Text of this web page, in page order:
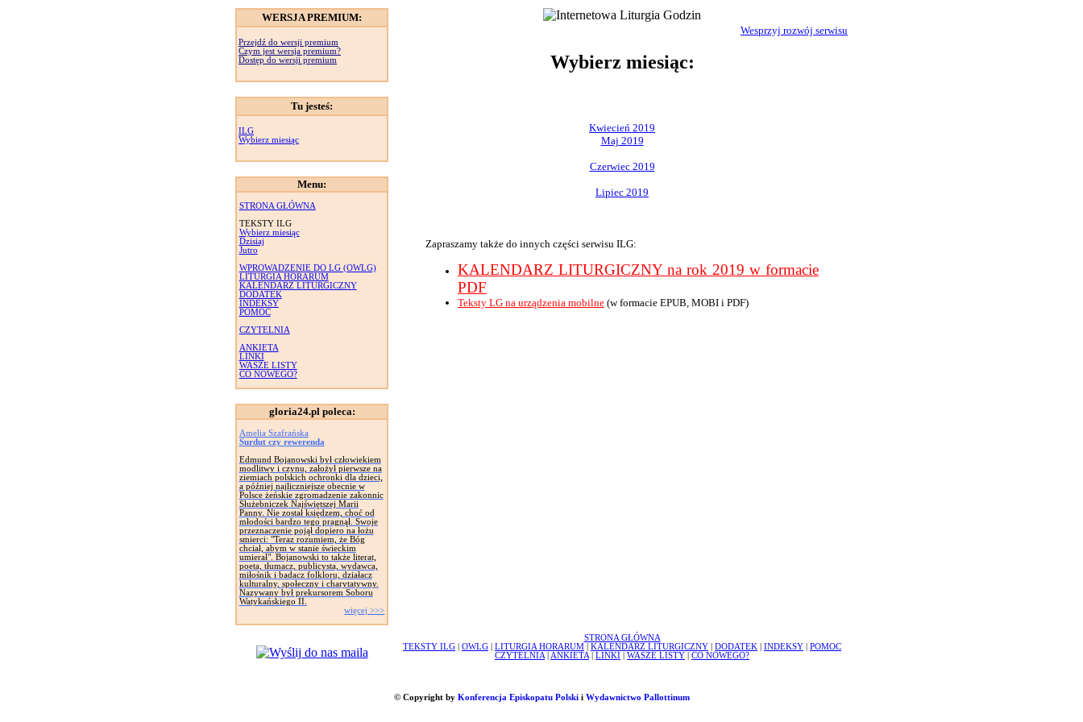
WERSJA PREMIUM:
Przejdź do wersji premium
Czym jest wersja premium?
Dostęp do wersji premium
Tu jesteś:
ILG
Wybierz miesiąc
Menu:
STRONA GŁÓWNA
TEKSTY ILG
Wybierz miesiąc
Dzisiaj
Jutro
WPROWADZENIE DO LG (OWLG)
LITURGIA HORARUM
KALENDARZ LITURGICZNY
DODATEK
INDEKSY
POMOC
CZYTELNIA
ANKIETA
LINKI
WASZE LISTY
CO NOWEGO?
gloria24.pl poleca:
Amelia Szafrańska
Surdut czy rewerenda
Edmund Bojanowski był człowiekiem
modlitwy i czynu, założył pierwsze na
ziemiach polskich ochronki dla dzieci,
a później najliczniejsze obecnie w
Polsce żeńskie zgromadzenie zakonnic
Służebniczek Najświętszej Marii
Panny. Nie został księdzem, choć od
młodości bardzo tego pragnął. Swoje
przeznaczenie pojął dopiero na łożu
smierci: "Teraz rozumiem, że Bóg
chciał, abym w stanie świeckim
umierał". Bojanowski to także literat,
poeta, tłumacz, publicysta, wydawca,
miłośnik i badacz folkloru, działacz
kulturalny, społeczny i charytatywny.
Nazywany był prekursorem Soboru
Watykańskiego II.
więcej >>>
Wesprzyj rozwój serwisu
Wybierz miesiąc:
Kwiecień 2019
Maj 2019
Czerwiec 2019
Lipiec 2019
Zapraszamy także do innych części serwisu ILG:
KALENDARZ LITURGICZNY na rok 2019 w formacie
PDF
Teksty LG na urządzenia mobilne (w formacie EPUB, MOBI i PDF)
STRONA GŁÓWNA
TEKSTY ILG
OWLG LITURGIA HORARUM KALENDARZ LITURGICZNY DODATEK INDEKSY
POMOC
CZYTELNIA
ANKIETA LINKI WASZE LISTY CO NOWEGO?
© Copyright by Konferencja Episkopatu Polskii Wydawnictwo Pallottinum